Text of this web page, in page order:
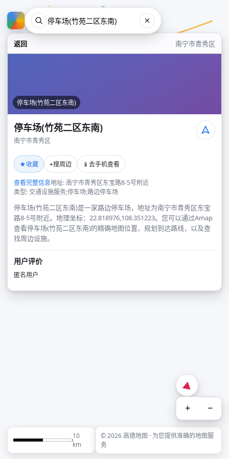
返回 南宁市青秀区
停车场(竹苑二区东南)
停车场(竹苑二区东南)
南宁市青秀区
★收藏 ⌖搜周边 📱 去手机查看
查看完整信息地址: 南宁市青秀区东宝路8-5号附近
类型: 交通设施服务;停车场;路边停车场
停车场(竹苑二区东南)是一家路边停车场，地址为南宁市青秀区东宝
路8-5号附近。地理坐标：22.818976,108.351223。您可以通过Amap
查看停车场(竹苑二区东南)的精确地图位置、规划到达路线，以及查
找周边设施。
用户评价
匿名用户
+ −
10
km
© 2026 高德地图 · 为您提供准确的地图服
务